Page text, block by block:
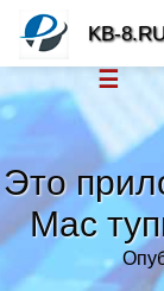
Это
Mac
KB-
☰
Новости
Тренды
Рубрики»